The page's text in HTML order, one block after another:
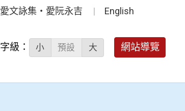
愛文詠集‧愛阮永吉 English
字級： 小 預設 大 網站導覽